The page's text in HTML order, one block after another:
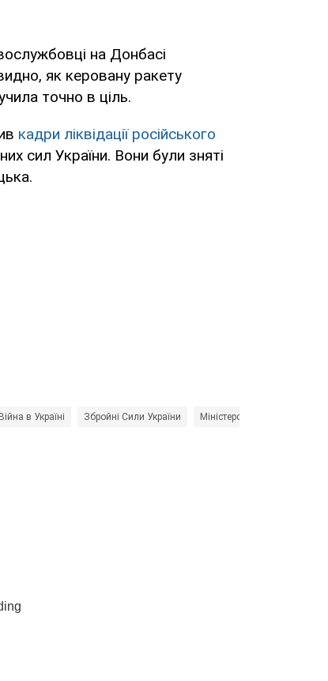
на Донбасі
як керовану ракету
точно в ціль.
кадри ліквідації російського
сил України. Вони були зняті
Війна в Україні Збройні Сили України Міністерство оборони України